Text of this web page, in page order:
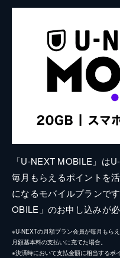
「U-NEXT MOBILE」は
毎月もらえるポイントを
になるモバイルプランで
OBILE」のお申し込みが必
※U-NEXTの月額プラン会員が毎月もら
月額基本料の支払いに充てた場合。
※決済時において支払金額に相当するポ